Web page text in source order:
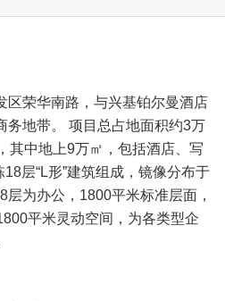
区荣华南路，与兴基铂尔曼酒店
务地带。 项目总占地面积约3万
，其中地上9万㎡ ，包括酒店、写
层“L形”建筑组成，镜像分布于
为办公，1800平米标准层面，
平米灵动空间，为各类型企